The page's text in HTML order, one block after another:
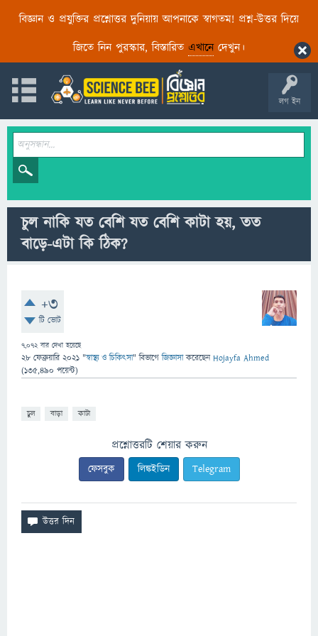
বিজ্ঞান ও প্রযুক্তির প্রশ্নোত্তর দুনিয়ায় আপনাকে স্বাগতম! প্রশ্ন-উত্তর দিয়ে
জিতে নিন পুরস্কার, বিস্তারিত এখানেদেখুন।
লগ ইন
চুল নাকি যত বেশি যত বেশি কাটা হয়, তত
বাড়ে-এটা কি ঠিক?
+3
টি ভোট
7,072বার দেখা হয়েছে
28 ফেব্রুয়ারি 2021 "স্বাস্থ্য ও চিকিৎসা" বিভাগে জিজ্ঞাসাকরেছেনHojayfa Ahmed
(135,490 পয়েন্ট)
চুল বাড়া কাটা
প্রশ্নোত্তরটি শেয়ার করুন
ফেসবুক লিঙ্কইডিন Telegram